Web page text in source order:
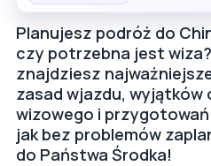
Planujesz podróż do
czy potrzebna jest
znajdziesz
zasad wjazdu, wyjątków
wizowego i
jak bez problemów
do Państwa Środka!